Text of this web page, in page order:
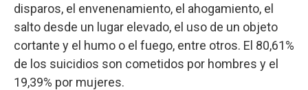
disparos, el envenenamiento, el ahogamiento, el
salto desde un lugar elevado, el uso de un objeto
cortante y el humo o el fuego, entre otros. El 80,61%
de los suicidios son cometidos por hombres y el
19,39% por mujeres.